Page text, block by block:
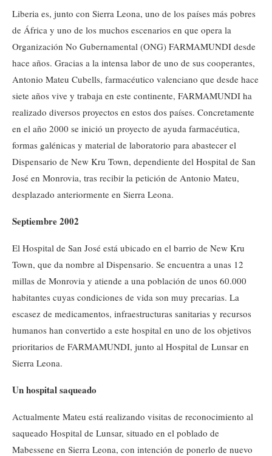
Liberia es, junto con Sierra Leona, uno de los países más pobres
de África y uno de los muchos escenarios en que opera la
Organización No Gubernamental (ONG) FARMAMUNDI desde
hace años. Gracias a la intensa labor de uno de sus cooperantes,
Antonio Mateu Cubells, farmacéutico valenciano que desde hace
siete años vive y trabaja en este continente, FARMAMUNDI ha
realizado diversos proyectos en estos dos países. Concretamente
en el año 2000 se inició un proyecto de ayuda farmacéutica,
formas galénicas y material de laboratorio para abastecer el
Dispensario de New Kru Town, dependiente del Hospital de San
José en Monrovia, tras recibir la petición de Antonio Mateu,
desplazado anteriormente en Sierra Leona.
Septiembre 2002
El Hospital de San José está ubicado en el barrio de New Kru
Town, que da nombre al Dispensario. Se encuentra a unas 12
millas de Monrovia y atiende a una población de unos 60.000
habitantes cuyas condiciones de vida son muy precarias. La
escasez de medicamentos, infraestructuras sanitarias y recursos
humanos han convertido a este hospital en uno de los objetivos
prioritarios de FARMAMUNDI, junto al Hospital de Lunsar en
Sierra Leona.
Un hospital saqueado
Actualmente Mateu está realizando visitas de reconocimiento al
saqueado Hospital de Lunsar, situado en el poblado de
Mabessene en Sierra Leona, con intención de ponerlo de nuevo